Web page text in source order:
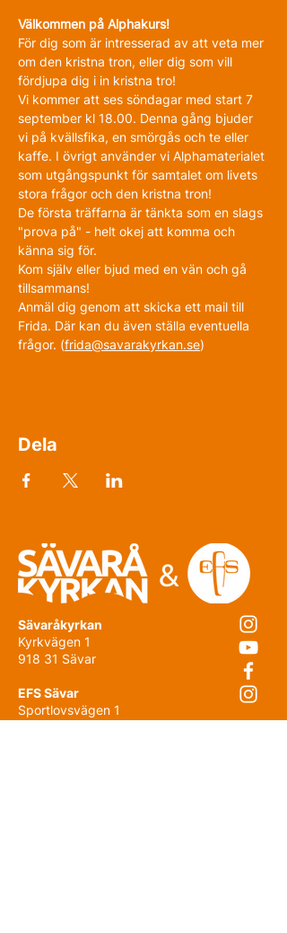
Välkommen på Alphakurs!
För dig som är intresserad av att veta mer
om den kristna tron, eller dig som vill
fördjupa dig i in kristna tro!
Vi kommer att ses söndagar med start 7
september kl 18.00. Denna gång bjuder
vi på kvällsfika, en smörgås och te eller
kaffe. I övrigt använder vi Alphamaterialet
som utgångspunkt för samtalet om livets
stora frågor och den kristna tron!
De första träffarna är tänkta som en slags
"prova på" - helt okej att komma och
känna sig för.
Kom själv eller bjud med en vän och gå
tillsammans!
Anmäl dig genom att skicka ett mail till
Frida. Där kan du även ställa eventuella
frågor. (frida@savarakyrkan.se)
Dela
Sävaråkyrkan
Kyrkvägen 1
918 31 Sävar
EFS Sävar
Sportlovsvägen 1